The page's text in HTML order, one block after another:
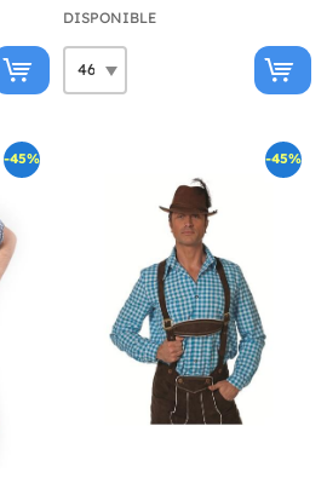
DISPONIBLE
-45% -45%